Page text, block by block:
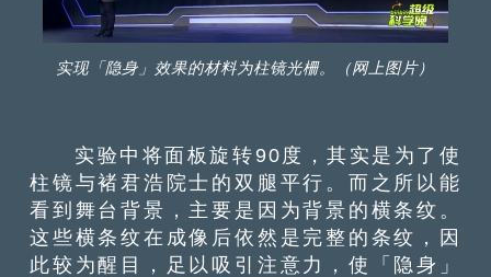
实现「隐身」效果的材料为柱镜光柵。（网上图片）
实验中将面板旋转90度，其实是为了使
柱镜与褚君浩院士的双腿平行。而之所以能
看到舞台背景，主要是因为背景的横条纹。
这些横条纹在成像后依然是完整的条纹，因
此较为醒目，足以吸引注意力，使「隐身」